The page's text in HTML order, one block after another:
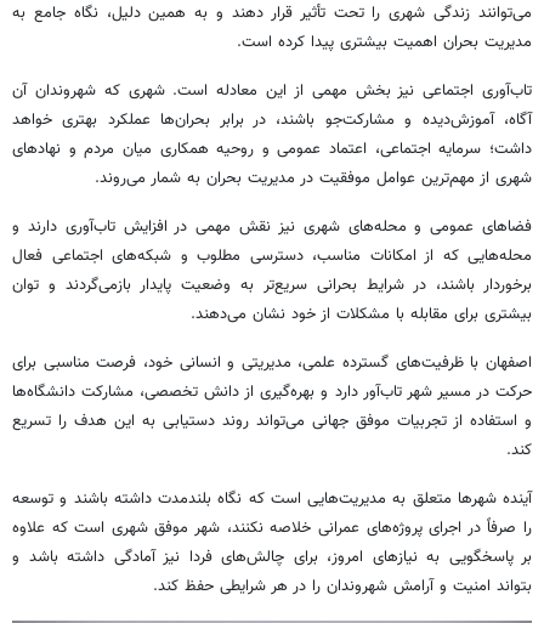
می‌توانند زندگی شهری را تحت تأثیر قرار دهند و به همین دلیل، نگاه جامع به
مدیریت بحران اهمیت بیشتری پیدا کرده است.
تاب‌آوری اجتماعی نیز بخش مهمی از این معادله است. شهری که شهروندان آن
آگاه، آموزش‌دیده و مشارکت‌جو باشند، در برابر بحران‌ها عملکرد بهتری خواهد
داشت؛ سرمایه اجتماعی، اعتماد عمومی و روحیه همکاری میان مردم و نهادهای
شهری از مهم‌ترین عوامل موفقیت در مدیریت بحران به شمار می‌روند.
فضاهای عمومی و محله‌های شهری نیز نقش مهمی در افزایش تاب‌آوری دارند و
محله‌هایی که از امکانات مناسب، دسترسی مطلوب و شبکه‌های اجتماعی فعال
برخوردار باشند، در شرایط بحرانی سریع‌تر به وضعیت پایدار بازمی‌گردند و توان
بیشتری برای مقابله با مشکلات از خود نشان می‌دهند.
اصفهان با ظرفیت‌های گسترده علمی، مدیریتی و انسانی خود، فرصت مناسبی برای
حرکت در مسیر شهر تاب‌آور دارد و بهره‌گیری از دانش تخصصی، مشارکت دانشگاه‌ها
و استفاده از تجربیات موفق جهانی می‌تواند روند دستیابی به این هدف را تسریع
کند.
آینده شهرها متعلق به مدیریت‌هایی است که نگاه بلندمدت داشته باشند و توسعه
را صرفاً در اجرای پروژه‌های عمرانی خلاصه نکنند، شهر موفق شهری است که علاوه
بر پاسخگویی به نیازهای امروز، برای چالش‌های فردا نیز آمادگی داشته باشد و
بتواند امنیت و آرامش شهروندان را در هر شرایطی حفظ کند.